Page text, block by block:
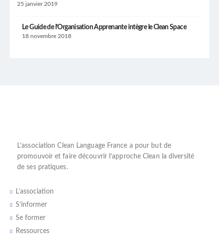
25 janvier 2019
Le Guide de l’Organisation Apprenante intègre le Clean Space
18 novembre 2018
L’association Clean Language France a pour but de
promouvoir et faire découvrir l’approche Clean la diversité
de ses pratiques.
L’association
S’informer
Se former
Ressources